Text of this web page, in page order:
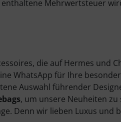
Mehrwertsteuer
die auf Hermes und
WhatsApp für Ihre
Auswahl führender
, um unsere Neuheiten
Denn wir lieben Luxus und